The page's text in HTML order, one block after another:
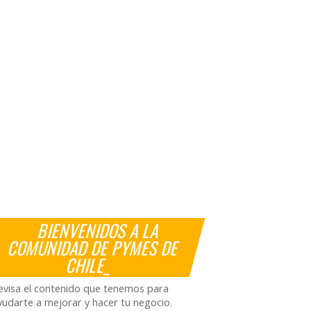
BIENVENIDOS A LA
COMUNIDAD DE PYMES DE
CHILE_
el contenido que tenemos para
a mejorar y hacer tu negocio.